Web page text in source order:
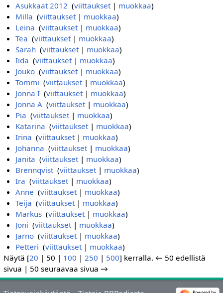
Asukkaat 2012 ‎(viittaukset| muokkaa)
Milla ‎(viittaukset| muokkaa)
Leina ‎(viittaukset| muokkaa)
Tea ‎(viittaukset| muokkaa)
Sarah ‎(viittaukset| muokkaa)
Iida ‎(viittaukset| muokkaa)
Jouko ‎(viittaukset| muokkaa)
Tommi ‎(viittaukset| muokkaa)
Jonna I ‎(viittaukset| muokkaa)
Jonna A ‎(viittaukset| muokkaa)
Pia ‎(viittaukset| muokkaa)
Katarina ‎(viittaukset| muokkaa)
Irina ‎(viittaukset| muokkaa)
Johanna ‎(viittaukset| muokkaa)
Janita ‎(viittaukset| muokkaa)
Brennqvist‎(viittaukset| muokkaa)
Ira ‎(viittaukset| muokkaa)
Anne ‎(viittaukset| muokkaa)
Teija ‎(viittaukset| muokkaa)
Markus ‎(viittaukset| muokkaa)
Joni ‎(viittaukset| muokkaa)
Jarno ‎(viittaukset| muokkaa)
Petteri ‎(viittaukset| muokkaa)
Näytä [20 | 50 | 100 | 250 | 500] kerralla. ← 50 edellistä
sivua | 50 seuraavaa sivua →